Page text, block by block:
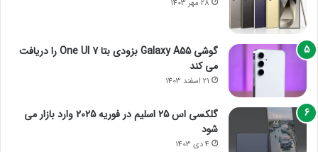
28 مهر 1403
گوشی Galaxy A55 بزودی بتا One UI 7 را دریافت
می کند
21 اسفند 1403
گلکسی اس 25 اسلیم در فوریه 2025 وارد بازار می
شود
4 دی 1403